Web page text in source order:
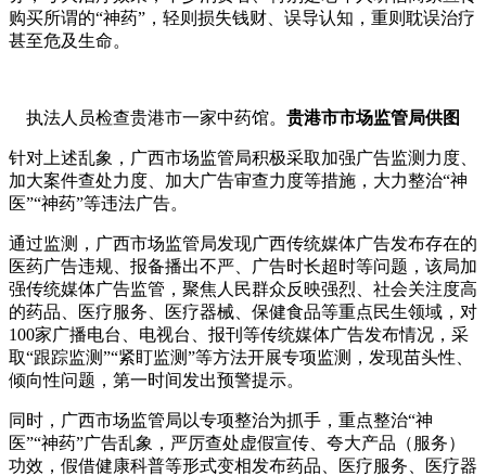
购买所谓的“神药”，轻则损失钱财、误导认知，重则耽误治疗
甚至危及生命。
执法人员检查贵港市一家中药馆。 贵港市市场监管局供图
针对上述乱象，广西市场监管局积极采取加强广告监测力度、
加大案件查处力度、加大广告审查力度等措施，大力整治“神
医”“神药”等违法广告。
通过监测，广西市场监管局发现广西传统媒体广告发布存在的
医药广告违规、报备播出不严、广告时长超时等问题，该局加
强传统媒体广告监管，聚焦人民群众反映强烈、社会关注度高
的药品、医疗服务、医疗器械、保健食品等重点民生领域，对
100家广播电台、电视台、报刊等传统媒体广告发布情况，采
取“跟踪监测”“紧盯监测”等方法开展专项监测，发现苗头性、
倾向性问题，第一时间发出预警提示。
同时，广西市场监管局以专项整治为抓手，重点整治“神
医”“神药”广告乱象，严厉查处虚假宣传、夸大产品（服务）
功效，假借健康科普等形式变相发布药品、医疗服务、医疗器